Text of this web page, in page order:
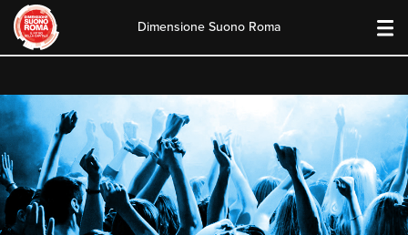
content
Dimensione Suono Roma